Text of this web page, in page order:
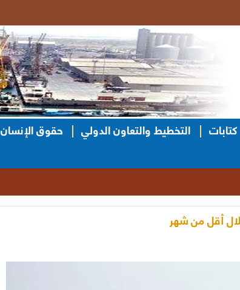
كتابات التخطيط والتعاون الدولي حقوق الإنسان
أقل من شهر